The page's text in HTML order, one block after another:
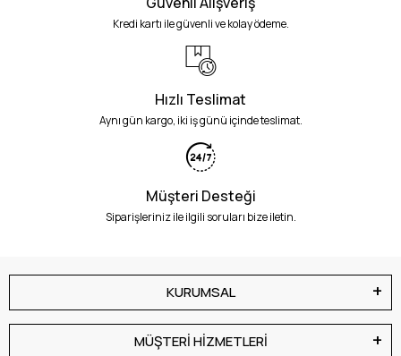
Kredi kartı ile güvenli ve kolay ödeme.
Hızlı Teslimat
Aynı gün kargo, iki iş günü içinde teslimat.
Müşteri Desteği
Siparişleriniz ile ilgili soruları bize iletin.
KURUMSAL
MÜŞTERİ HİZMETLERİ